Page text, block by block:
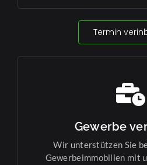
Termin
Gewerbe
Wir unterstützen Sie
Gewerbeimmobilien mit